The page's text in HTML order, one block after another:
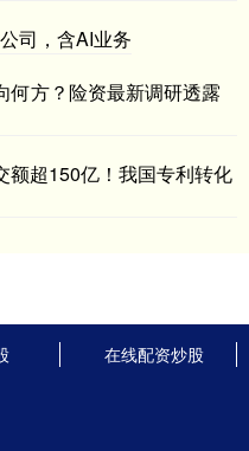
司，含AI业务
何方？险资最新调研透露
额超150亿！我国专利转化
在线配资炒股